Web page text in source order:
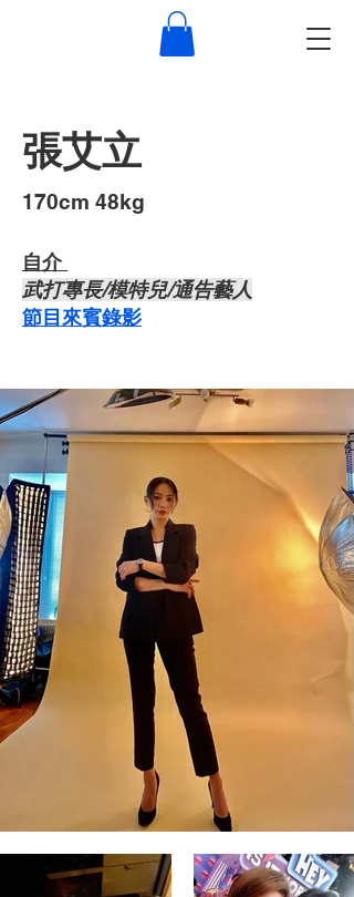
張艾立
​170cm 48kg
自介 ​
武打專長/模特兒/通告藝人
節目來賓錄影